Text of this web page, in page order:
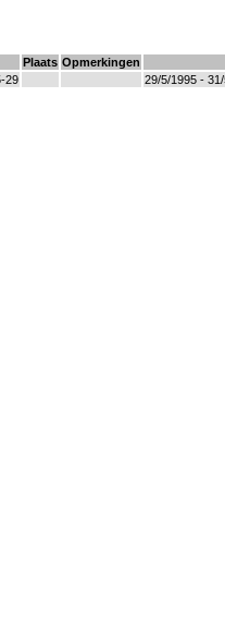
Plaats Opmerkingen
29
29/5/1995 -